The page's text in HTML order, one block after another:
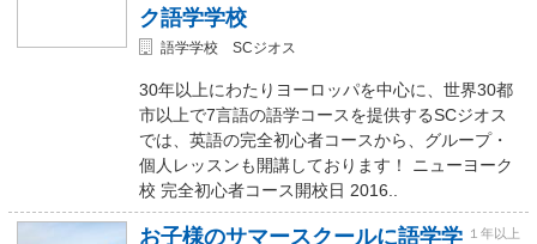
ク語学学校
語学学校 SCジオス
30年以上にわたりヨーロッパを中心に、世界30都
市以上で7言語の語学コースを提供するSCジオス
では、英語の完全初心者コースから、グループ・
個人レッスンも開講しております！ ニューヨーク
校 完全初心者コース開校日 2016..
お子様のサマースクールに語学学 １年以上